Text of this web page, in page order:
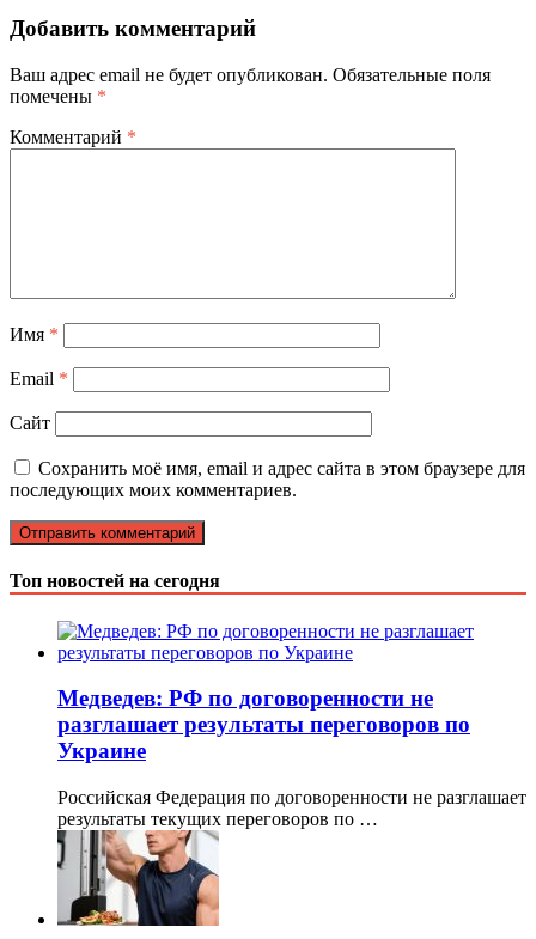
Добавить комментарий
Ваш адрес email не будет опубликован. Обязательные поля
помечены *
Комментарий *
Имя *
Email *
Сайт
Сохранить моё имя, email и адрес сайта в этом браузере для
последующих моих комментариев.
Топ новостей на сегодня
Медведев: РФ по договоренности не
разглашает результаты переговоров по
Украине
Российская Федерация по договоренности не разглашает
результаты текущих переговоров по …